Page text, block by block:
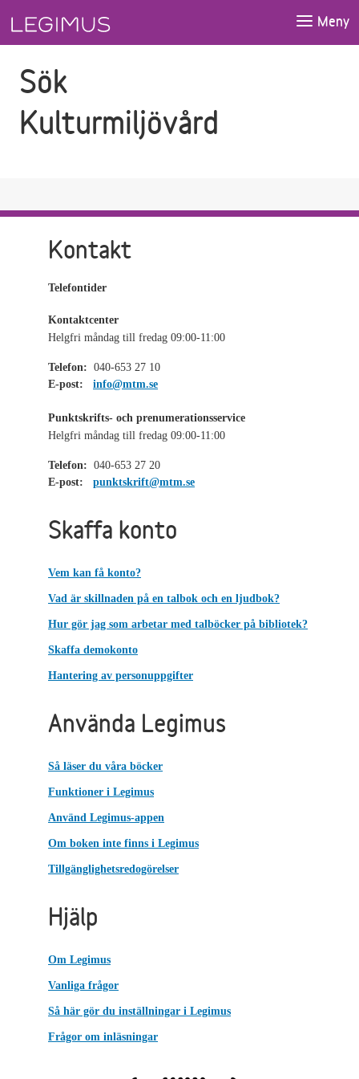
Meny
Sök
Kulturmiljövård
Kontakt
Telefontider
Kontaktcenter
Helgfri måndag till fredag 09:00-11:00
Telefon: 040-653 27 10
E-post:
info@mtm.se
Punktskrifts- och prenumerationsservice
Helgfri måndag till fredag 09:00-11:00
Telefon: 040-653 27 20
E-post:
punktskrift@mtm.se
Skaffa konto
Vem kan få konto?
Vad är skillnaden på en talbok och en ljudbok?
Hur gör jag som arbetar med talböcker på bibliotek?
Skaffa demokonto
Hantering av personuppgifter
Använda Legimus
Så läser du våra böcker
Funktioner i Legimus
Använd Legimus-appen
Om boken inte finns i Legimus
Tillgänglighetsredogörelser
Hjälp
Om Legimus
Vanliga frågor
Så här gör du inställningar i Legimus
Frågor om inläsningar